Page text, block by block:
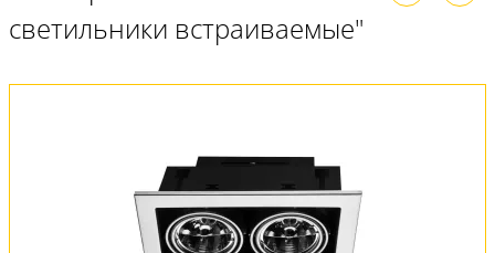
светильники встраиваемые"